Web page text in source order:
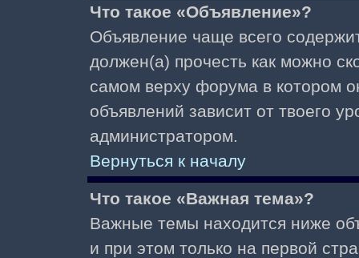
Что такое «Объявление»?
Объявление чаще всего
должен(а) прочесть как можно
самом верху форума в котором
объявлений зависит от твоего
администратором.
Вернуться к началу
Что такое «Важная тема»?
Важные темы находится ниже
и при этом только на первой